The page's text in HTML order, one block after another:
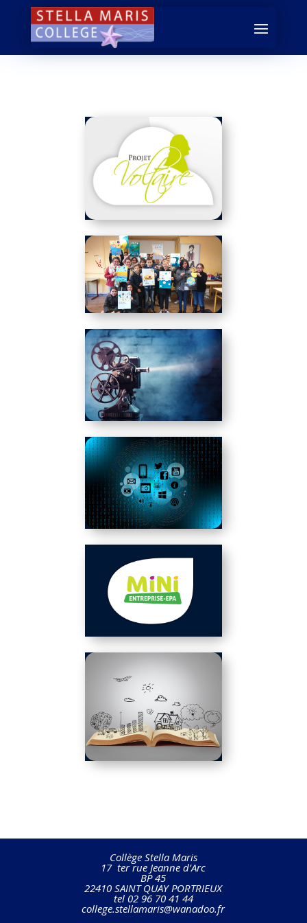
Collège Stella Maris
17 ter rue Jeanne d’Arc
BP 45
22410 SAINT QUAY PORTRIEUX
tel 02 96 70 41 44
college.stellamaris@wanadoo.fr